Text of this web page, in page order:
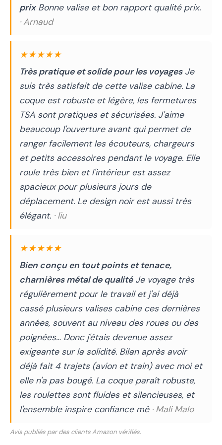
prixBonne valise et bon rapport qualité prix.
· Arnaud
★★★★★
Très pratique et solide pour les voyagesJe
suis très satisfait de cette valise cabine. La
coque est robuste et légère, les fermetures
TSA sont pratiques et sécurisées. J'aime
beaucoup l'ouverture avant qui permet de
ranger facilement les écouteurs, chargeurs
et petits accessoires pendant le voyage. Elle
roule très bien et l'intérieur est assez
spacieux pour plusieurs jours de
déplacement. Le design noir est aussi très
élégant. · liu
★★★★★
Bien conçu en tout points et tenace,
charnières métal de qualitéJe voyage très
régulièrement pour le travail et j'ai déjà
cassé plusieurs valises cabine ces dernières
années, souvent au niveau des roues ou des
poignées… Donc j'étais devenue assez
exigeante sur la solidité. Bilan après avoir
déjà fait 4 trajets (avion et train) avec moi et
elle n'a pas bougé. La coque paraît robuste,
les roulettes sont fluides et silencieuses, et
l'ensemble inspire confiance mê · Mali Malo
Avis publiés par des clients Amazon vérifiés.